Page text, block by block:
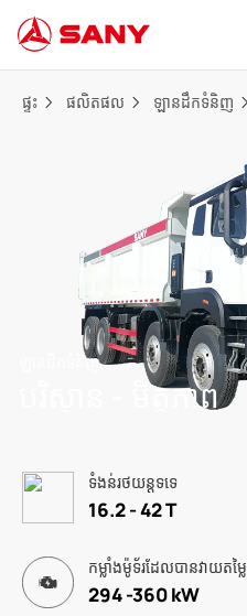
ផ្ទះ ផលិតផល ឡានដឹកទំនិញ
ឡានដឹកទំនិញ
បរិស្ថាន - មិត្តភាព
ទំងន់រថយន្តទទេ
16.2 - 42 T
កម្លាំងម៉ូទ័រដែលបានវាយតម្លៃ
294 -360 kW